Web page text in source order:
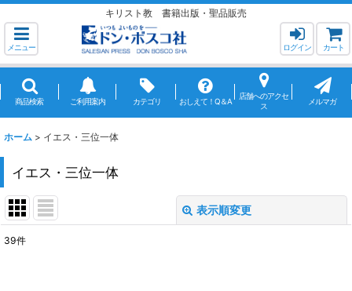
キリスト教 書籍出版・聖品販売
メニュー ログイン カート
商品検索 ご利用案内 カテゴリ おしえて！Q＆A
店舗へのアクセ
ス
メルマガ
ホーム > イエス・三位一体
イエス・三位一体
表示順変更
39件